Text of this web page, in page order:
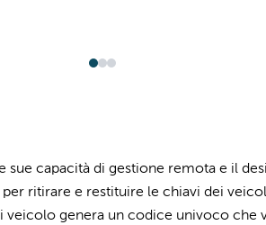
sue capacità di gestione remota e il
ritirare e restituire le chiavi dei
genera un codice univoco che